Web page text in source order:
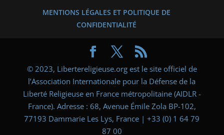
MENTIONS LÉGALES ET POLITIQUE DE
CONFIDENTIALITÉ
© 2023, Libertereligieuse.org est le site officiel de
l’Association Internationale pour la Défense de la
Liberté Religieuse en France métropolitaine (AIDLR -
France). Adresse : 68, Avenue Émile Zola BP-102,
77193 Dammarie Les Lys, France | +33 (0) 1 64 79
87 00